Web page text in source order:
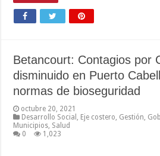
Betancourt: Contagios por
disminuido en Puerto
normas de bioseguridad
octubre 20, 2021
Desarrollo Social
Eje costero Gestión
Municipios Salud
0
1,023